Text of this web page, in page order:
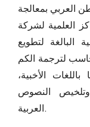
العربي بمعالجة
العلمية لشركة
البالغة لتطويع
لترجمة الكم
الأخبية،
وتلخيص النصوص
العربية.